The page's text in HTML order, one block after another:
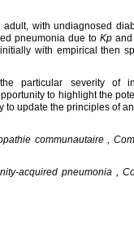
with undiagnosed
pneumonia due to Kpand
with empirical then
particular severity of
to highlight the
update the principles of
communautaire ,
acquired pneumonia ,